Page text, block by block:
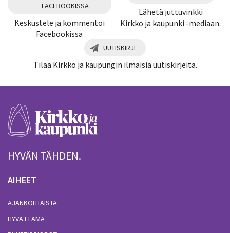
FACEBOOKISSA
Keskustele ja kommentoi
Facebookissa
Lähetä juttuvinkki
Kirkko ja kaupunki -mediaan.
UUTISKIRJE
Tilaa Kirkko ja kaupungin ilmaisia uutiskirjeitä.
HYVÄN TÄHDEN.
AIHEET
AJANKOHTAISTA
HYVÄ ELÄMÄ